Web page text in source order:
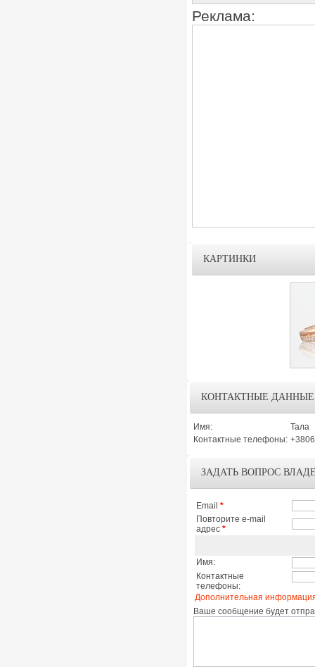
Реклама:
КАРТИНКИ
КОНТАКТНЫЕ ДАННЫЕ
Имя:
Тала
Контактные телефоны:
ЗАДАТЬ ВОПРОС
Email *
Повторите e-mail
адрес *
Имя:
Контактные
телефоны:
Дополнительная
Ваше сообщение будет